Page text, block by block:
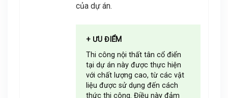
của dự án.
+ ƯU ĐIỂM
Thi công nội thất tân cổ điển
tại dự án này được thực hiện
với chất lượng cao, từ các vật
liệu được sử dụng đến cách
thức thi công. Điều này đảm